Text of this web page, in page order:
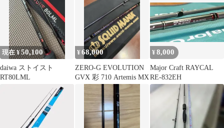
現在 ¥50,100
daiwa ストイスト
RT80LML
¥68,000
ZERO-G EVOLUTION
GVX 彩 710 Artemis MX
¥8,000
Major Craft RAYCAL
RE-832EH